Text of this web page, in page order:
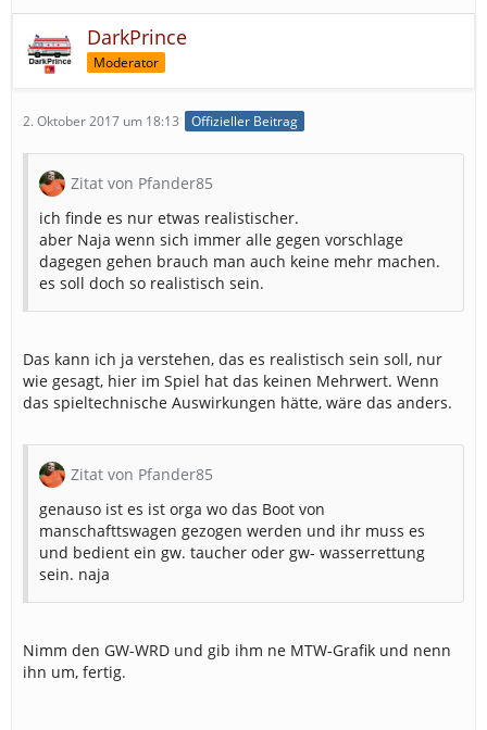
DarkPrince
Moderator
2. Oktober 2017 um 18:13 Offizieller Beitrag
Zitat von Pfander85
ich finde es nur etwas realistischer.
aber Naja wenn sich immer alle gegen vorschlage
dagegen gehen brauch man auch keine mehr machen.
es soll doch so realistisch sein.
Das kann ich ja verstehen, das es realistisch sein soll, nur
wie gesagt, hier im Spiel hat das keinen Mehrwert. Wenn
das spieltechnische Auswirkungen hätte, wäre das anders.
Zitat von Pfander85
genauso ist es ist orga wo das Boot von
manschafttswagen gezogen werden und ihr muss es
und bedient ein gw. taucher oder gw- wasserrettung
sein. naja
Nimm den GW-WRD und gib ihm ne MTW-Grafik und nenn
ihn um, fertig.